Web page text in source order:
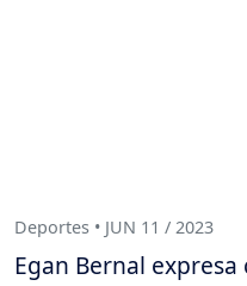
Deportes • JUN 11 / 2023
Egan Bernal